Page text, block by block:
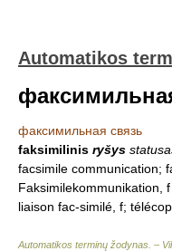
Automatikos
факсимильная связь
faksimilinis ryšys
facsimile communication;
Faksimilekommunikation, f
liaison fac-similé, f;
Automatikos terminų žodynas. –